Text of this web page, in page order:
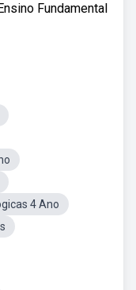
Fundamental
4 Ano